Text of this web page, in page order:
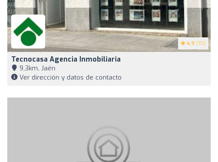
4.9 (70)
Tecnocasa Agencia Inmobiliaria
9,3km, Jaén
Ver dirección y datos de contacto